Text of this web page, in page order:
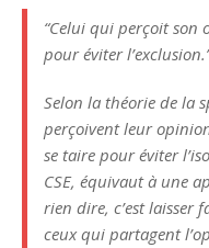
“Celui qui perçoit
pour éviter
Selon la théorie de la
perçoivent leur
se taire pour éviter
CSE, équivaut à une
rien dire, c’est laisser
ceux qui partagent